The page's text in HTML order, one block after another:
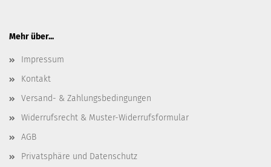
Mehr über...
Impressum
Kontakt
Versand- & Zahlungsbedingungen
Widerrufsrecht & Muster-Widerrufsformular
AGB
Privatsphäre und Datenschutz